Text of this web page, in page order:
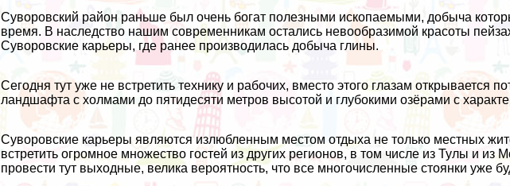
Суворовский район раньше был очень богат полезными ископаемыми, добыча
время. В наследство нашим современникам остались невообразимой красоты
Суворовские карьеры, где ранее производилась добыча глины.
Сегодня тут уже не встретить технику и рабочих, вместо этого глазам открывается
ландшафта с холмами до пятидесяти метров высотой и глубокими озёрами с
Суворовские карьеры являются излюбленным местом отдыха не только местных
встретить огромное множество гостей из других регионов, в том числе из Тулы и из
провести тут выходные, велика вероятность, что все многочисленные стоянки уже